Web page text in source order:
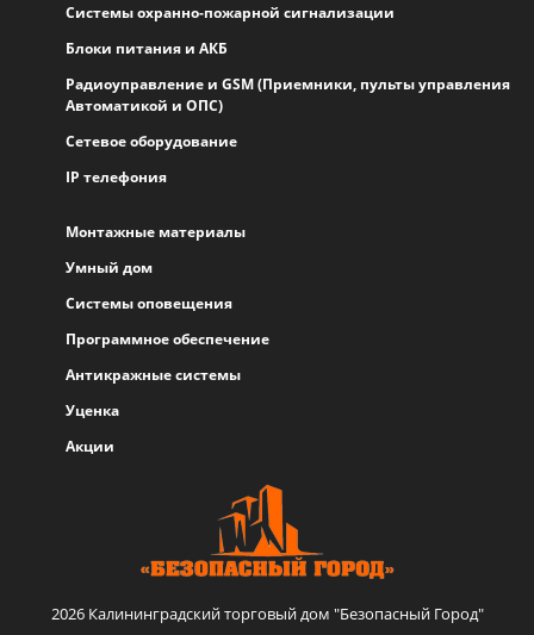
Системы охранно-пожарной сигнализации
Блоки питания и АКБ
Радиоуправление и GSM (Приемники, пульты управления
Автоматикой и ОПС)
Сетевое оборудование
IP телефония
Монтажные материалы
Умный дом
Системы оповещения
Программное обеспечение
Антикражные системы
Уценка
Акции
2026 Калининградский торговый дом "Безопасный Город"